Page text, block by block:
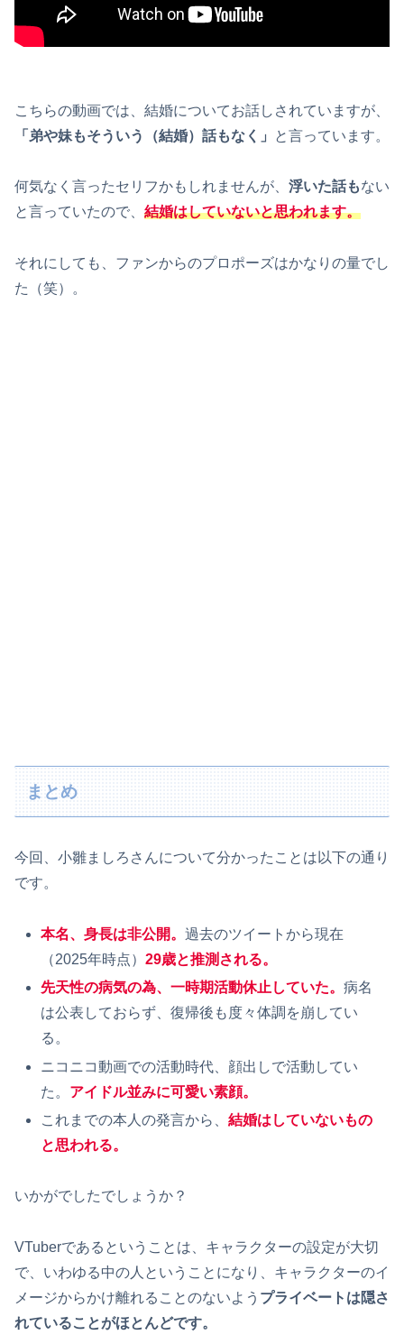
こちらの動画では、結婚についてお話しされていますが、
「弟や妹もそういう（結婚）話もなく」
と言っています。
何気なく言ったセリフかもしれませんが、 浮いた話もない
と言っていたので、 結婚はしていないと思われます。
それにしても、ファンからのプロポーズはかなりの量でし
た（笑）。
まとめ
今回、小雛ましろさんについて分かったことは以下の通り
です。
本名、身長は非公開。過去のツイートから現在
（2025年時点）29歳と推測される。
先天性の病気の為、一時期活動休止していた。病名
は公表しておらず、復帰後も度々体調を崩してい
る。
ニコニコ動画での活動時代、顔出しで活動してい
た。 アイドル並みに可愛い素顔。
これまでの本人の発言から、結婚はしていないもの
と思われる。
いかがでしたでしょうか？
VTuberであるということは、キャラクターの設定が大切
で、いわゆる中の人ということになり、キャラクターのイ
メージからかけ離れることのないよう プライベートは隠さ
れていることがほとんどです。